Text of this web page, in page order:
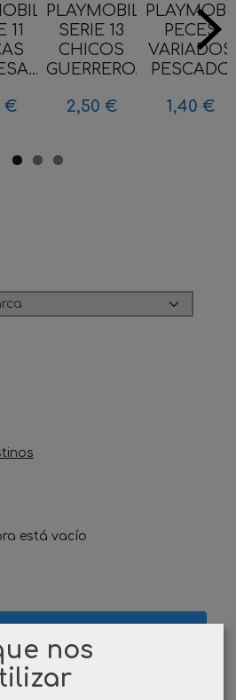
está vacío
11
€
PLAYMOBIL
SERIE 13
CHICOS
GUERRERO...
2,50 €
PECES
VARIADOS
PESCADO
1,40 €
nos